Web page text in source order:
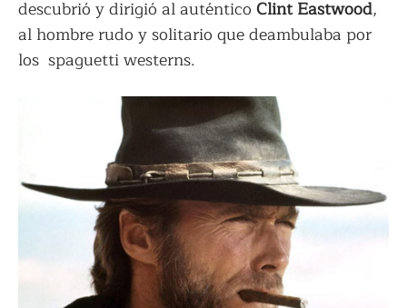
descubrió y dirigió al auténtico Clint Eastwood,
al hombre rudo y solitario que deambulaba por
los spaguetti westerns.